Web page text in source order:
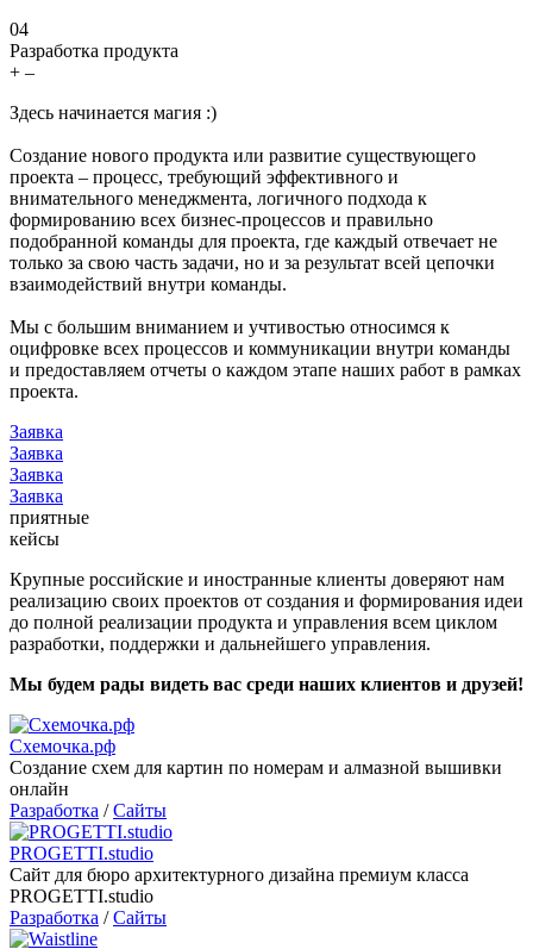
04
Разработка продукта
+ –
Здесь начинается магия :)
Создание нового продукта или развитие существующего
проекта – процесс, требующий эффективного и
внимательного менеджмента, логичного подхода к
формированию всех бизнес-процессов и правильно
подобранной команды для проекта, где каждый отвечает не
только за свою часть задачи, но и за результат всей цепочки
взаимодействий внутри команды.
Мы с большим вниманием и учтивостью относимся к
оцифровке всех процессов и коммуникации внутри команды
и предоставляем отчеты о каждом этапе наших работ в рамках
проекта.
Заявка
Заявка
Заявка
Заявка
приятные
кейсы
Крупные российские и иностранные клиенты доверяют нам
реализацию своих проектов от создания и формирования идеи
до полной реализации продукта и управления всем циклом
разработки, поддержки и дальнейшего управления.
Мы будем рады видеть вас среди наших клиентов и друзей!
Схемочка.рф
Создание схем для картин по номерам и алмазной вышивки
онлайн
Разработка / Сайты
PROGETTI.studio
Сайт для бюро архитектурного дизайна премиум класса
PROGETTI.studio
Разработка / Сайты